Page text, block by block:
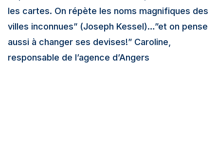
les cartes. On répète les noms magnifiques des
villes inconnues” (Joseph Kessel)…”et on pense
aussi à changer ses devises!” Caroline,
responsable de l’agence d’Angers